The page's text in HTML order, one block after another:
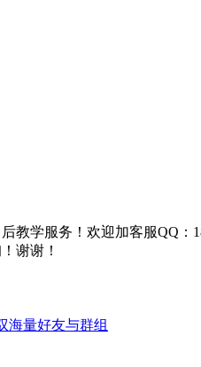
学服务！欢迎加客服QQ
谢谢！